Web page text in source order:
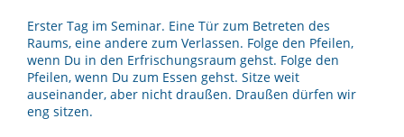
Erster Tag im Seminar. Eine Tür zum Betreten des
Raums, eine andere zum Verlassen. Folge den Pfeilen,
wenn Du in den Erfrischungsraum gehst. Folge den
Pfeilen, wenn Du zum Essen gehst. Sitze weit
auseinander, aber nicht draußen. Draußen dürfen wir
eng sitzen.